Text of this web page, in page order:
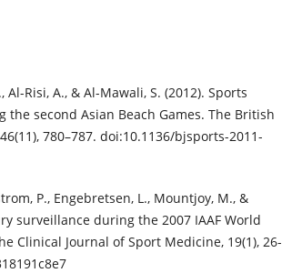
Al-Risi, A., & Al-Mawali, S. (2012). Sports
second Asian Beach Games. The British
780–787. doi:10.1136/bjsports-2011-
P., Engebretsen, L., Mountjoy, M., &
surveillance during the 2007 IAAF World
Clinical Journal of Sport Medicine, 19(1), 26-